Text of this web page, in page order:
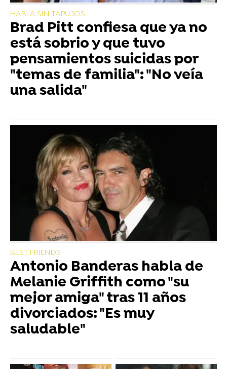
HABLA SIN TAPUJOS
Brad Pitt confiesa que ya no
está sobrio y que tuvo
pensamientos suicidas por
"temas de familia": "No veía
una salida"
BEST FRIENDS
Antonio Banderas habla de
Melanie Griffith como "su
mejor amiga" tras 11 años
divorciados: "Es muy
saludable"